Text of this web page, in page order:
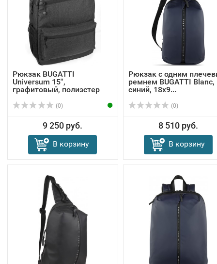
Рюкзак BUGATTI
Universum 15'',
графитовый, полиэстер
(0)
9 250 руб.
В корзину
Рюкзак с одним
ремнем BUGATTI Blanc,
синий, 18х9...
(0)
8 510 руб.
В корзину